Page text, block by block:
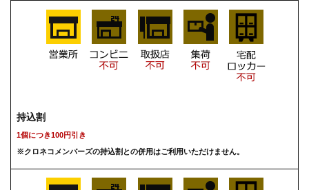
持込割
1個につき100円引き
※クロネコメンバーズの持込割との併用はご利用いただけません。